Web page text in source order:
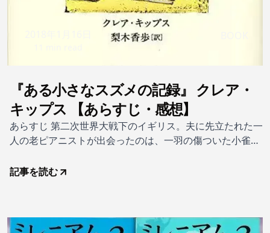
『ある小さなスズメの記録』 クレア・
キップス 【あらすじ・感想】
あらすじ 第二次世界大戦下のイギリス。夫に先立たれた一
人の老ピアニストが出会ったのは、一羽の傷ついた小雀だ
襲来に怯える人々の希望の灯となっていく――。特異な才
記事を読む